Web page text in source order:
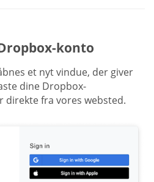
konto
et nyt vindue, der giver
dine Dropbox-
direkte fra vores websted.